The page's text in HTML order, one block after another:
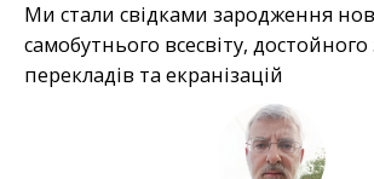
Ми стали свідками зародження
самобутнього всесвіту,
перекладів та екранізацій